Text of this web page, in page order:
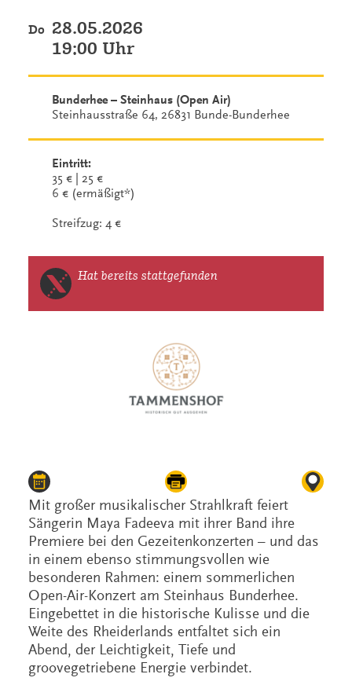
Do 28.05.2026
19:00 Uhr
Bunderhee – Steinhaus (Open Air)
Steinhausstraße 64, 26831 Bunde-Bunderhee
Eintritt:
35 € | 25 €
6 € (ermäßigt*)
Streifzug: 4 €
Hat bereits stattgefunden
Mit großer musikalischer Strahlkraft feiert
Sängerin Maya Fadeeva mit ihrer Band ihre
Premiere bei den Gezeitenkonzerten – und das
in einem ebenso stimmungsvollen wie
besonderen Rahmen: einem sommerlichen
Open-Air-Konzert am Steinhaus Bunderhee.
Eingebettet in die historische Kulisse und die
Weite des Rheiderlands entfaltet sich ein
Abend, der Leichtigkeit, Tiefe und
groovegetriebene Energie verbindet.